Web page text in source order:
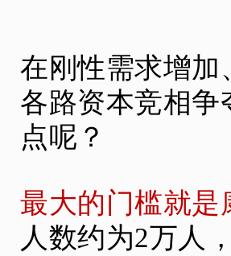
在刚性需求增加
各路资本竞相
点呢？
最大的门槛就是
人数约为2万人